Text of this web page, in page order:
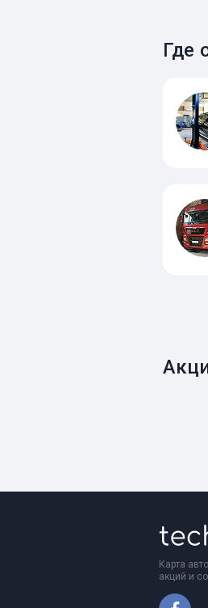
Где
Карта
акций и